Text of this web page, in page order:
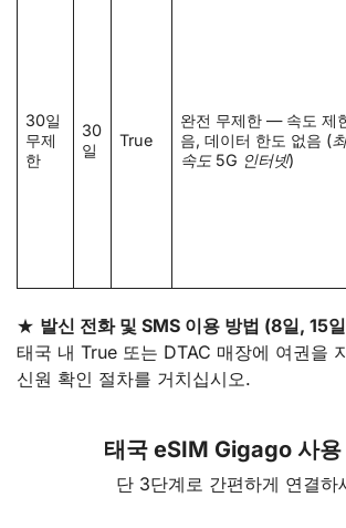
30일
무제
한
30
일
True
완전 무제한 — 속도 제
음, 데이터 한도 없음 (
속도 5G 인터넷)
★ 발신 전화 및 SMS 이용 방법 (8일, 15
태국 내 True 또는 DTAC 매장에 여권을
신원 확인 절차를 거치십시오.
태국 eSIM Gigago 사용
단 3단계로 간편하게 연결하